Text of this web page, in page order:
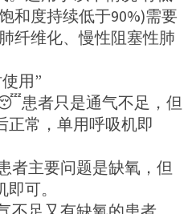
和度持续低于90%)需要
纤维化、慢性阻塞性肺
用”
患者只是通气不足，但
正常，单用呼吸机即
者主要问题是缺氧，但
可。